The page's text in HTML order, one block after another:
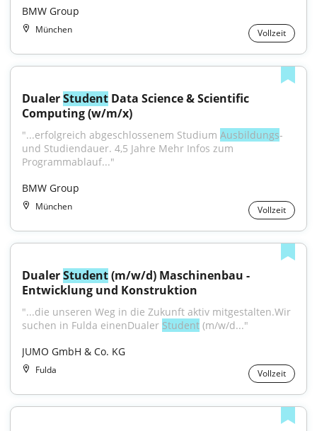
BMW Group
München Vollzeit
Dualer Student Data Science & Scientific
Computing (w/m/x)
"...erfolgreich abgeschlossenem Studium Ausbildungs-
und Studiendauer. 4,5 Jahre Mehr Infos zum
Programmablauf..."
BMW Group
München Vollzeit
Dualer Student (m/w/d) Maschinenbau -
Entwicklung und Konstruktion
"...die unseren Weg in die Zukunft aktiv mit­gestalten.Wir
suchen in Fulda einenDualer Student (m/w/d..."
JUMO GmbH & Co. KG
Fulda Vollzeit